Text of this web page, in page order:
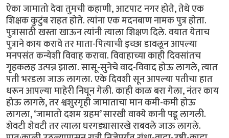
ऐका जामातो देवा तुमची कहाणी, आटपाट नगर होते, तेथे एक
शिक्षक कुटुंब राहत होते. त्यांना एक मदनबाण नामक पुत्र होता.
पुत्रासाठी खस्ता खाऊन त्यांनी त्याला शिक्षण दिले. वयात येताच
पुत्राने काय करावे तर माता-पित्याची इच्छा डावलून आपल्या
मनपसंत कन्येशी विवाह करावा. विवाहाच्या काही दिवसांतच
गृहकलह उत्पन्न झाला. सासू-सुनेचे वाद-विवाद होऊ लागले, त्यात
पती भरडला जाऊ लागला. एके दिवशी सून आपल्या पतीचा हात
धरून आपल्या माहेरी निघून गेली. काही काळ बरा गेला, नंतर काय
होऊ लागले, तर श्वशुरगृही जामाताचा मान कमी-कमी होऊ
लागला, ‘जामातो दशम ग्रहम’ सारखी वाक्ये कानी पडू लागली.
शेवटी शेवटी तर त्याला घरगड्यासारखे राबवले जाऊ लागले.